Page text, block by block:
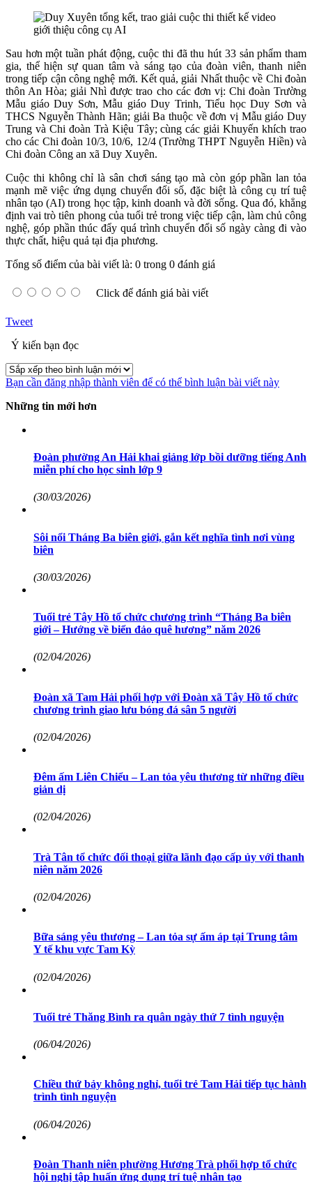
Sau hơn một tuần phát động, cuộc thi đã thu hút 33 sản phẩm tham
gia, thể hiện sự quan tâm và sáng tạo của đoàn viên, thanh niên
trong tiếp cận công nghệ mới. Kết quả, giải Nhất thuộc về Chi đoàn
thôn An Hòa; giải Nhì được trao cho các đơn vị: Chi đoàn Trường
Mẫu giáo Duy Sơn, Mẫu giáo Duy Trinh, Tiểu học Duy Sơn và
THCS Nguyễn Thành Hãn; giải Ba thuộc về đơn vị Mẫu giáo Duy
Trung và Chi đoàn Trà Kiệu Tây; cùng các giải Khuyến khích trao
cho các Chi đoàn 10/3, 10/6, 12/4 (Trường THPT Nguyễn Hiền) và
Chi đoàn Công an xã Duy Xuyên.
Cuộc thi không chỉ là sân chơi sáng tạo mà còn góp phần lan tỏa
mạnh mẽ việc ứng dụng chuyển đổi số, đặc biệt là công cụ trí tuệ
nhân tạo (AI) trong học tập, kinh doanh và đời sống. Qua đó, khẳng
định vai trò tiên phong của tuổi trẻ trong việc tiếp cận, làm chủ công
nghệ, góp phần thúc đẩy quá trình chuyển đổi số ngày càng đi vào
thực chất, hiệu quả tại địa phương.
Tổng số điểm của bài viết là: 0 trong 0 đánh giá
Click để đánh giá bài viết
Tweet
Ý kiến bạn đọc
Bạn cần đăng nhập thành viên để có thể bình luận bài viết này
Những tin mới hơn
Đoàn phường An Hải khai giảng lớp bồi dưỡng tiếng Anh
miễn phí cho học sinh lớp 9
(30/03/2026)
Sôi nổi Tháng Ba biên giới, gắn kết nghĩa tình nơi vùng
biên
(30/03/2026)
Tuổi trẻ Tây Hồ tổ chức chương trình “Tháng Ba biên
giới – Hướng về biển đảo quê hương” năm 2026
(02/04/2026)
Đoàn xã Tam Hải phối hợp với Đoàn xã Tây Hồ tổ chức
chương trình giao lưu bóng đá sân 5 người
(02/04/2026)
Đêm ấm Liên Chiểu – Lan tỏa yêu thương từ những điều
giản dị
(02/04/2026)
Trà Tân tổ chức đối thoại giữa lãnh đạo cấp ủy với thanh
niên năm 2026
(02/04/2026)
Bữa sáng yêu thương – Lan tỏa sự ấm áp tại Trung tâm
Y tế khu vực Tam Kỳ
(02/04/2026)
Tuổi trẻ Thăng Bình ra quân ngày thứ 7 tình nguyện
(06/04/2026)
Chiều thứ bảy không nghỉ, tuổi trẻ Tam Hải tiếp tục hành
trình tình nguyện
(06/04/2026)
Đoàn Thanh niên phường Hương Trà phối hợp tổ chức
hội nghị tập huấn ứng dụng trí tuệ nhân tạo